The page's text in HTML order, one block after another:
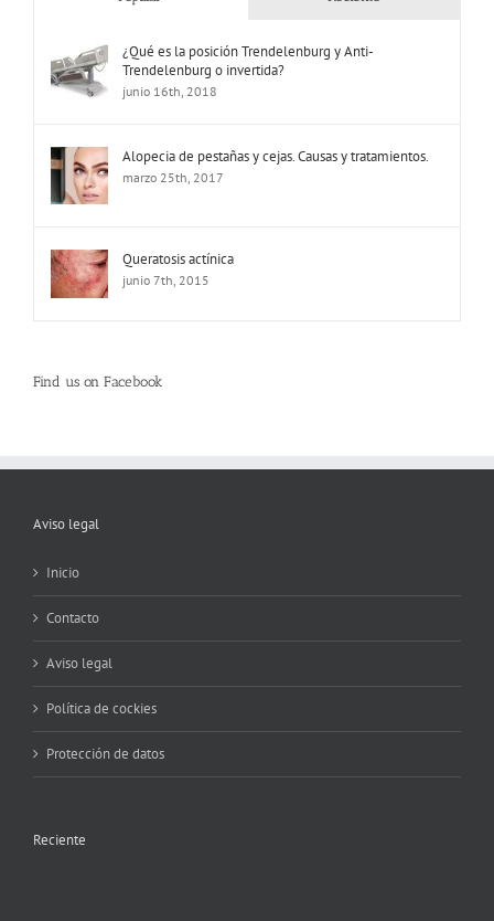
¿Qué es la posición Trendelenburg y Anti-
Trendelenburg o invertida?
junio 16th, 2018
Alopecia de pestañas y cejas. Causas y tratamientos.
marzo 25th, 2017
Queratosis actínica
junio 7th, 2015
Find us on Facebook
Aviso legal
Inicio
Contacto
Aviso legal
Política de cockies
Protección de datos
Reciente